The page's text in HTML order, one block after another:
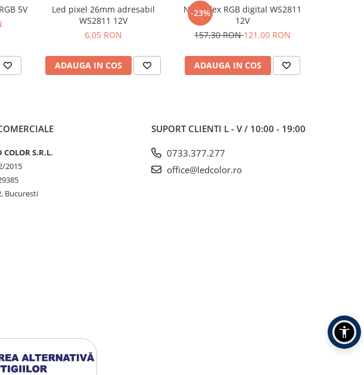
5V
Led pixel 26mm adresabil
WS2811 12V
6,05 RON
ADAUGA IN COS
-23%
Neon flex RGB digital WS2811
12V
157,30 RON121,00 RON
ADAUGA IN COS
COLOR S.R.L.
2015
Bucuresti
SUPORT CLIENTI L - V / 10:00 - 19:00
0733.377.277
office@ledcolor.ro